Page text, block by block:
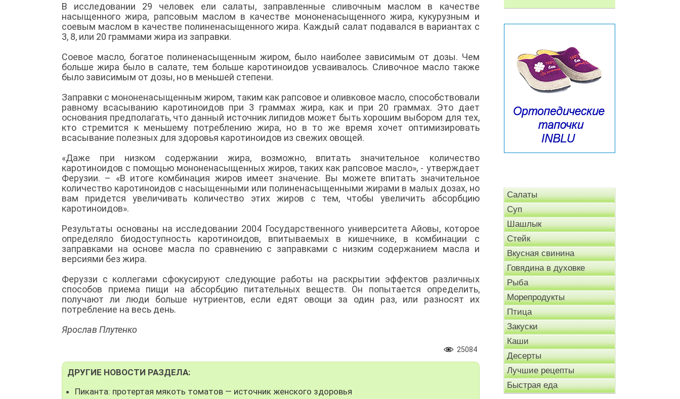
В исследовании 29 человек ели салаты, заправленные сливочным маслом в качестве
насыщенного жира, рапсовым маслом в качестве мононенасыщенного жира, кукурузным и
соевым маслом в качестве полиненасыщенного жира. Каждый салат подавался в вариантах с
3, 8, или 20 граммами жира из заправки.
Соевое масло, богатое полиненасыщенным жиром, было наиболее зависимым от дозы. Чем
больше жира было в салате, тем больше каротиноидов усваивалось. Сливочное масло также
было зависимым от дозы, но в меньшей степени.
Заправки с мононенасыщенным жиром, таким как рапсовое и оливковое масло, способствовали
равному всасыванию каротиноидов при 3 граммах жира, как и при 20 граммах. Это дает
основания предполагать, что данный источник липидов может быть хорошим выбором для тех,
кто стремится к меньшему потреблению жира, но в то же время хочет оптимизировать
всасывание полезных для здоровья каротиноидов из свежих овощей.
«Даже при низком содержании жира, возможно, впитать значительное количество
каротиноидов с помощью мононенасыщенных жиров, таких как рапсовое масло», - утверждает
Ферузии. – «В итоге комбинация жиров имеет значение. Вы можете впитать значительное
количество каротиноидов с насыщенными или полиненасыщенными жирами в малых дозах, но
вам придется увеличивать количество этих жиров с тем, чтобы увеличить абсорбцию
каротиноидов».
Результаты основаны на исследовании 2004 Государственного университета Айовы, которое
определяло биодоступность каротиноидов, впитываемых в кишечнике, в комбинации с
заправками на основе масла по сравнению с заправками с низким содержанием масла и
версиями без жира.
Феруззи с коллегами сфокусируют следующие работы на раскрытии эффектов различных
способов приема пищи на абсорбцию питательных веществ. Он попытается определить,
получают ли люди больше нутриентов, если едят овощи за один раз, или разносят их
потребление на весь день.
Ярослав Плутенко
25084
ДРУГИЕ НОВОСТИ РАЗДЕЛА:
Пиканта: протертая мякоть томатов — источник женского здоровья
Салаты
Суп
Шашлык
Стейк
Вкусная свинина
Говядина в духовке
Рыба
Морепродукты
Птица
Закуски
Каши
Десерты
Лучшие рецепты
Быстрая еда